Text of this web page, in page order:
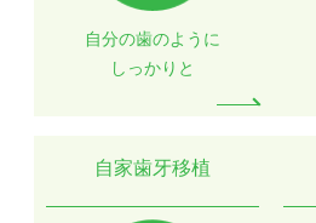
自分の歯のように
しっかりと
自家歯牙移植